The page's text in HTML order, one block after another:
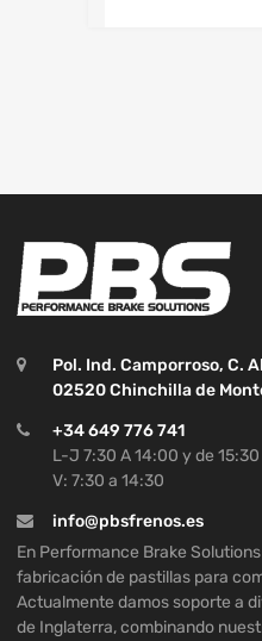
Pol. Ind. Camporroso, C.
02520 Chinchilla de
+34 649 776 741
L-J 7:30 A 14:00 y de 15:30
V: 7:30 a 14:30
info@pbsfrenos.es
En Performance Brake
fabricación de pastillas para
Actualmente damos soporte a
de Inglaterra, combinando